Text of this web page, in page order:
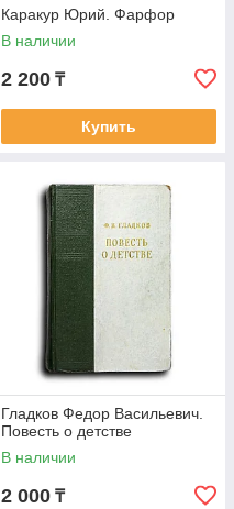
Каракур Юрий. Фарфор
В наличии
2 200 ₸
Купить
Гладков Федор Васильевич.
Повесть о детстве
В наличии
2 000 ₸